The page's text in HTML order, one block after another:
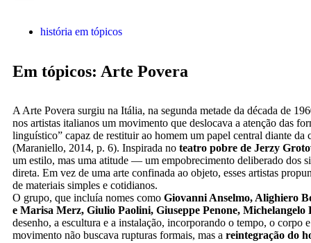
história em tópicos
Em tópicos: Arte Povera
A Arte Povera surgiu na Itália, na segunda metade da década de
nos artistas italianos um movimento que deslocava a atenção das
linguístico” capaz de restituir ao homem um papel central diante da
(Maraniello, 2014, p. 6). Inspirada no teatro pobre de Jerzy
um estilo, mas uma atitude — um empobrecimento deliberado dos
direta. Em vez de uma arte confinada ao objeto, esses artistas
de materiais simples e cotidianos.
O grupo, que incluía nomes como Giovanni Anselmo, Alighiero
e Marisa Merz, Giulio Paolini, Giuseppe Penone,
desenho, a escultura e a instalação, incorporando o tempo, o corpo
movimento não buscava rupturas formais, mas a reintegração do